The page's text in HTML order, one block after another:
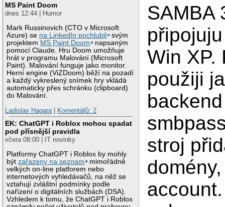
MS Paint Doom
dnes 12:44 | Humor
Mark Russinovich (CTO v Microsoft
Azure) se na LinkedIn pochlubil
svým
projektem MS Paint Doom
napsaným
pomocí Claude. Hru Doom umožňuje
hrát v programu Malování (Microsoft
Paint). Malování funguje jako monitor.
Herní engine (ViZDoom) běží na pozadí
a každý vykreslený snímek hry vkládá
automaticky přes schránku (clipboard)
do Malování.
Ladislav Hagara
Komentářů: 2
EK: ChatGPT i Roblox mohou spadat
pod přísnější pravidla
včera 08:00 | IT novinky
Platformy ChatGPT i Roblox by mohly
býtzařazeny na seznam
mimořádně
velkých on-line platforem nebo
internetových vyhledávačů, na něž se
vztahují zvláštní podmínky podle
nařízení o digitálních službách (DSA).
Vzhledem k tomu, že ChatGPT i Roblox
SAMBA
Win XP.
použiji
backend
stroj